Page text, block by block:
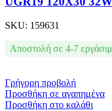
SKU: 159631
Αποστολή σε 4-7
Γρήγορη προβολή
Προσθήκη σε αγαπημένα
Προσθήκη στο καλάθι